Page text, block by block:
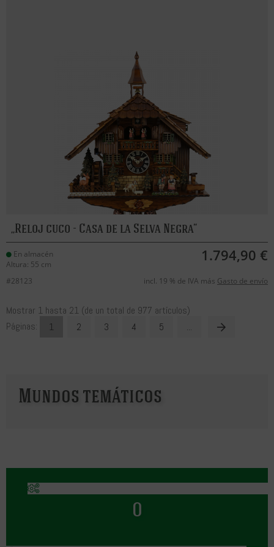
Reloj cuco - Casa de la Selva Negra
En almacén
Altura: 55 cm
1.794,90 €
#28123 incl. 19 % de IVA más Gasto de envío
Mostrar 1 hasta 21 (de un total de 977 artículos)
Páginas:
1 2 3 4 5 ...
Mundos temáticos
O